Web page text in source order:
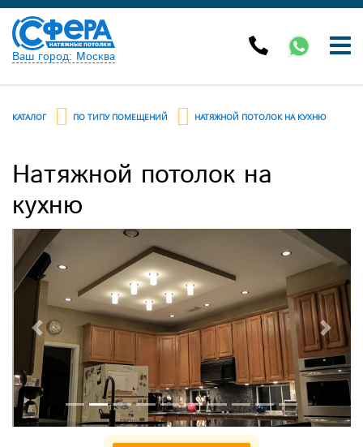
Ваш город: Москва
КАТАЛОГ ПО ТИПУ ПОМЕЩЕНИЙ НАТЯЖНОЙ ПОТОЛОК НА КУХНЮ
Натяжной потолок на
кухню
Previous Next